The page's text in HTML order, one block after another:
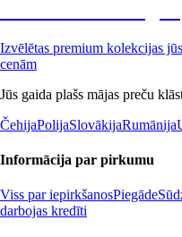
Izvēlētas premium kolekcijas
cenām
Jūs gaida plašs mājas preču
ČehijaPolijaSlovākijaRumānija
Informācija par pirkumu
Viss par iepirkšanosPiegāde
darbojas kredīti